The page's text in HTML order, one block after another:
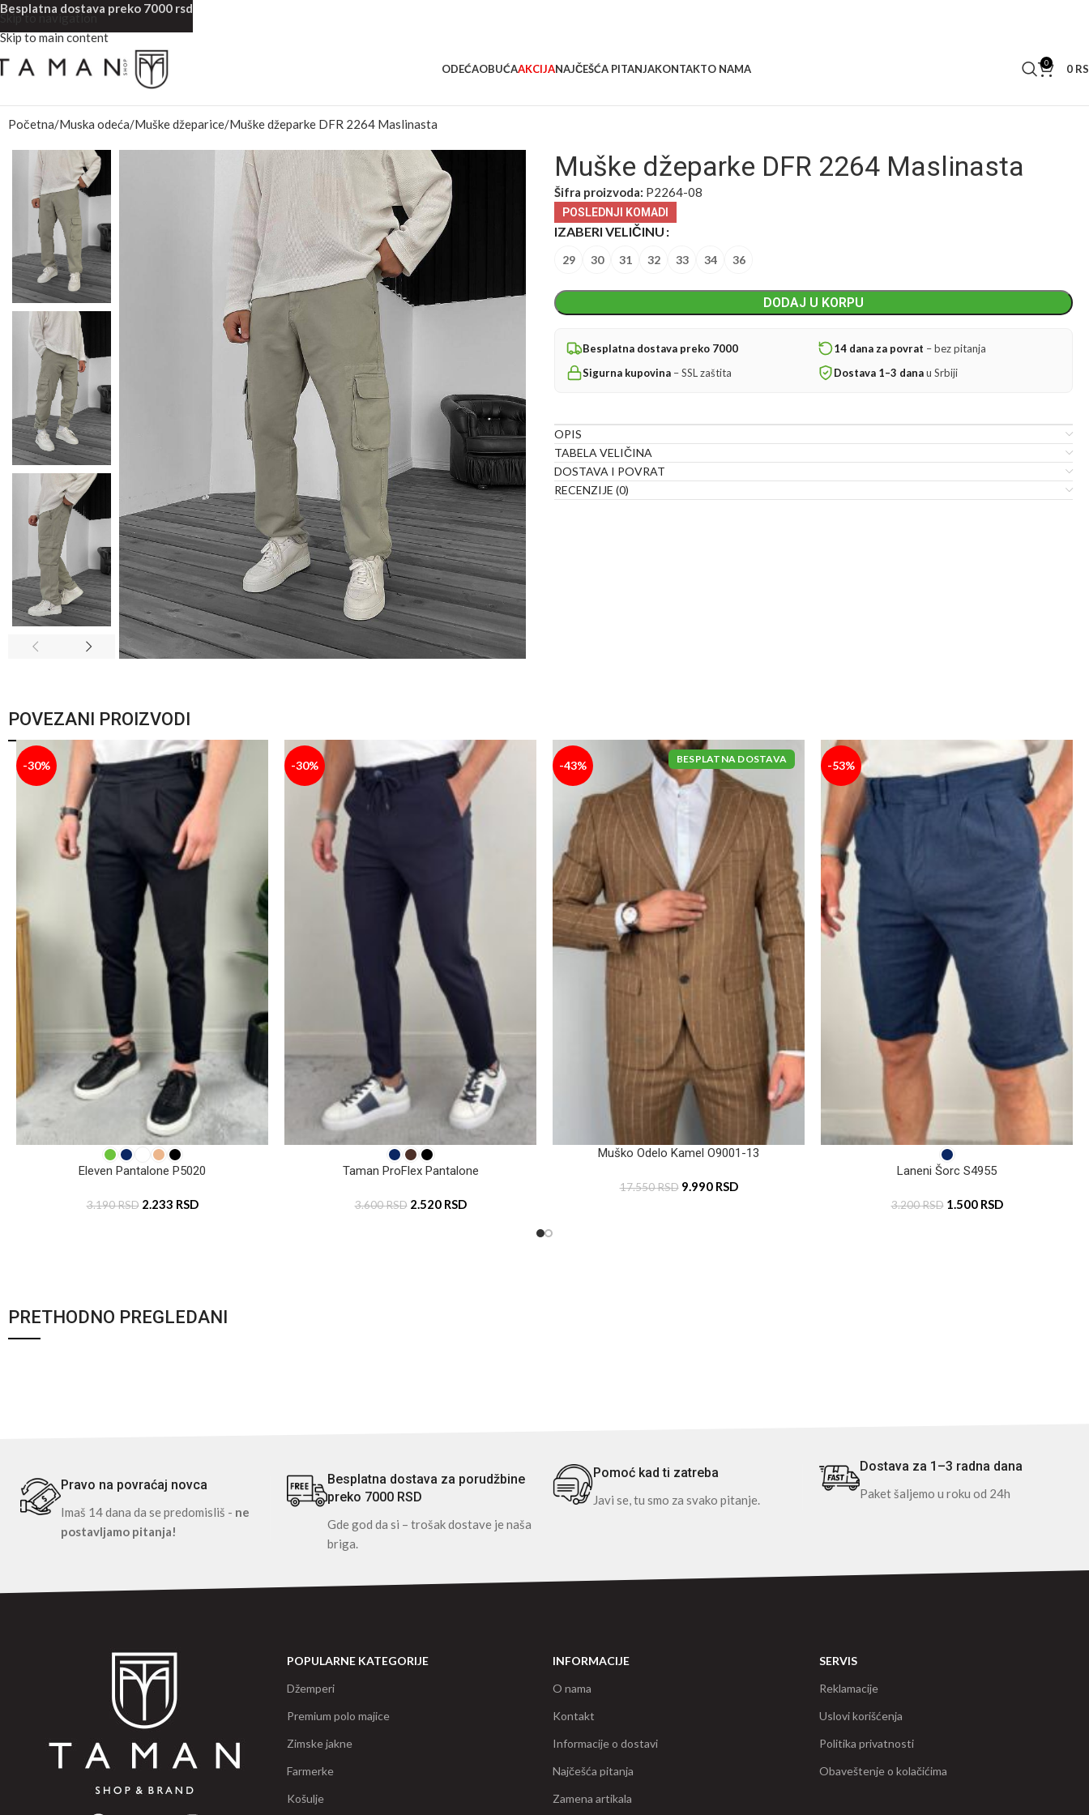
Skip to navigation
Skip to main content
ODEĆAOBUĆAAKCIJANAJČEŠĆA PITANJAKONTAKTO NAMA 0 0
Početna Muska odeća Muške džeparice Muške džeparke DFR 2264 Maslinasta
Muške džeparke DFR 2264 Maslinasta
Šifra proizvoda: P2264-08
POSLEDNJI KOMADI
IZABERI VELIČINU
29 30 31 32 33 34 36
DODAJ U KORPU
Besplatna dostava preko 7000 14 dana za povrat – bez pitanja
Sigurna kupovina – SSL zaštita Dostava 1–3 danau Srbiji
OPIS
TABELA VELIČINA
DOSTAVA I POVRAT
RECENZIJE (0)
POVEZANI PROIZVODI
-30%
Eleven Pantalone P5020
3.190RSD 2.233 RSD
-30%
Taman ProFlex Pantalone
3.600RSD 2.520 RSD
BESPLATNA DOSTAVA
-43%
Muško Odelo Kamel O9001-13
17.550RSD 9.990 RSD
-53%
Laneni Šorc S4955
3.200RSD 1.500 RSD
PRETHODNO PREGLEDANI
Pravo na povraćaj novca
Imaš 14 dana da se predomisliš - ne
postavljamo pitanja!
Besplatna dostava za porudžbine
preko 7000 RSD
Gde god da si – trošak dostave je naša
briga.
Pomoć kad ti zatreba
Javi se, tu smo za svako pitanje.
Dostava za 1–3 radna dana
Paket šaljemo u roku od 24h
POPULARNE KATEGORIJE
Džemperi
Premium polo majice
Zimske jakne
Farmerke
Košulje
INFORMACIJE
O nama
Kontakt
Informacije o dostavi
Najčešća pitanja
Zamena artikala
SERVIS
Reklamacije
Uslovi korišćenja
Politika privatnosti
Obaveštenje o kolačićima
Besplatna dostava preko 7000 rsd